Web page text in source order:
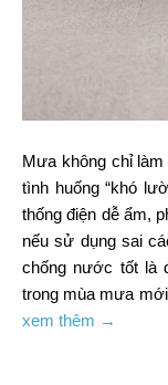
Mưa không chỉ
tình huống “khó
thống điện dễ ẩm,
nếu sử dụng sai
chống nước tốt là
trong mùa mưa
xem thêm →